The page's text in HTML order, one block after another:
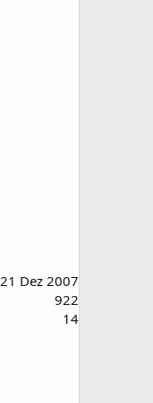
21 Dez 2007
922
14